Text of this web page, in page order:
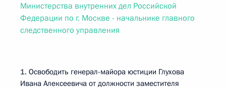
Министерства внутренних дел Российской
Федерации по г. Москве - начальнике главного
следственного управления
1. Освободить генерал-майора юстиции Глухова
Ивана Алексеевича от должности заместителя